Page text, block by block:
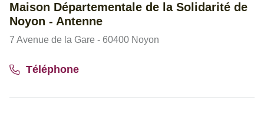
Maison Départementale de la Solidarité de
Noyon - Antenne
7 Avenue de la Gare - 60400 Noyon
Téléphone